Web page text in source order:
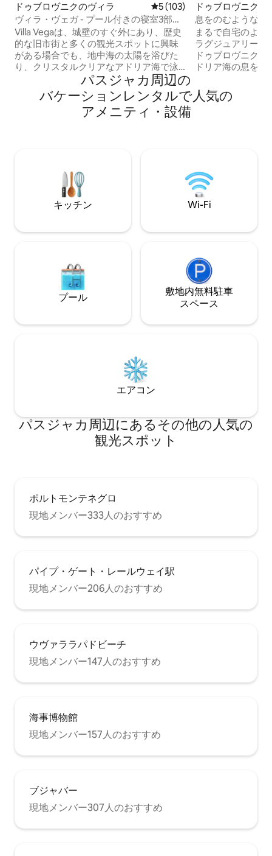
ドゥブロヴニクのヴィラ レビュー103件、5つ星中5つ
5 (103)
ヴィラ・ヴェガ - プール付きの寝室3部屋
のヴィラ
Villa Vegaは、城壁のすぐ外にあり、歴史
的な旧市街と多くの観光スポットに興味
がある場合でも、地中海の太陽を浴びた
り、クリスタルクリアなアドリア海で泳
いだりする場合でも、ドゥブロヴニクの
すべての場所からすぐの場所にあるので
理想的なロケーションにあります。 Villa
Vegaは、美しい3ベッドルームのヴィラ
下にある屋外ダイニングエリアが備わっ
た庭でリラックスできます。 サンラウン
ジャーを用意しています。 ランドリー設
備には洗濯機と乾燥機が備わっていま
ドゥブロヴニクの
ン・アパート
息をのむような景
豪華な5つ星Kiki
まるで自宅のよ
ラグジュアリーア
ドゥブロヴニク
ドリア海の息を
ーム、どちらに
ます。 Kiki-luには
ヴニク旧市街、セ
チ、バンジェビー
レストランが徒歩
パスジャカ⁠周⁠辺⁠の
バ⁠ケ⁠ー⁠シ⁠ョ⁠ン⁠レ⁠ン⁠タ⁠ル⁠で人⁠気⁠の
ア⁠メ⁠ニ⁠テ⁠ィ⁠・⁠設⁠備
キッチン Wi-Fi
プール
敷地内無料駐⁠車
ス⁠ペ⁠ー⁠ス
エアコン
パスジャカ⁠周⁠辺⁠に⁠あ⁠るそ⁠の⁠他⁠の人⁠気⁠の
観⁠光⁠ス⁠ポ⁠ッ⁠ト
ポルトモンテネグロ
現地メンバー333人のおすすめ
パイプ・ゲート・レールウェイ駅
現地メンバー206人のおすすめ
ウヴァララパドビーチ
現地メンバー147人のおすすめ
海事博物館
現地メンバー157人のおすすめ
ブジャバー
現地メンバー307人のおすすめ